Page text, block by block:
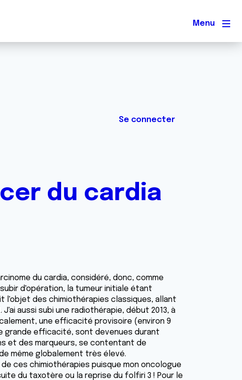
Menu
Se connecter
du cardia
du cardia, considéré, donc, comme
d'opération, la tumeur initiale étant
l'objet des chimiothérapies classiques, allant
aussi subi une radiothérapie, début 2013, à
une efficacité provisoire (environ 9
grande efficacité, sont devenues durant
et des marqueurs, se contentant de
même globalement très élevé.
ces chimiothérapies puisque mon oncologue
du taxotère ou la reprise du folfiri 3 ! Pour le